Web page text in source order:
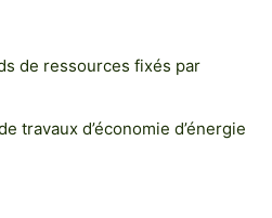
de ressources fixés par
travaux d’économie d’énergie